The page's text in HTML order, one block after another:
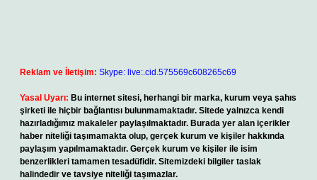
Reklam ve İletişim: Skype: live:.cid.575569c608265c69
Yasal Uyarı: Bu internet sitesi, herhangi bir marka, kurum veya şahıs
şirketi ile hiçbir bağlantısı bulunmamaktadır. Sitede yalnızca kendi
hazırladığımız makaleler paylaşılmaktadır. Burada yer alan içerikler
haber niteliği taşımamakta olup, gerçek kurum ve kişiler hakkında
paylaşım yapılmamaktadır. Gerçek kurum ve kişiler ile isim
benzerlikleri tamamen tesadüfidir. Sitemizdeki bilgiler taslak
halindedir ve tavsiye niteliği taşımazlar.